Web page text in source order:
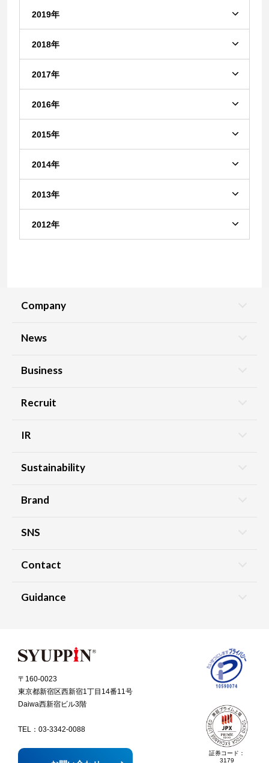
2019年
2018年
2017年
2016年
2015年
2014年
2013年
2012年
〒160-0023
東京都新宿区西新宿1丁目14番11号
Daiwa西新宿ビル3階
TEL： 03-3342-0088
証券コード：
3179
Company
News
Business
Recruit
IR
Sustainability
Brand
SNS
Contact
Guidance